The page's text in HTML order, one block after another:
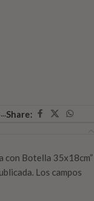
Share:
con Botella 35x18cm”
Los campos